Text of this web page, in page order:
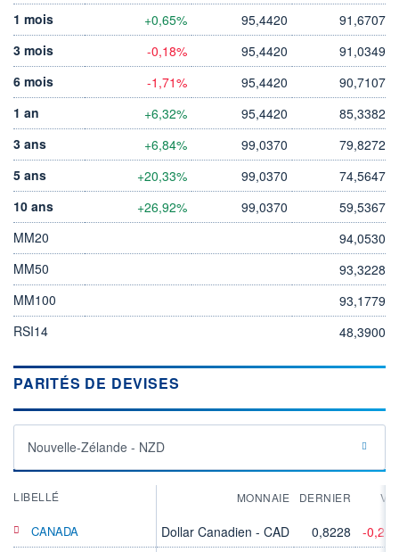
1 mois
+0,65% 95,4420
91,6707
3 mois
-0,18% 95,4420
91,0349
6 mois
-1,71% 95,4420
90,7107
1 an
+6,32% 95,4420
85,3382
3 ans
+6,84% 99,0370
79,8272
5 ans
+20,33% 99,0370
74,5647
10 ans
+26,92% 99,0370
59,5367
MM20
94,0530
MM50
93,3228
MM100
93,1779
RSI14
48,3900
PARITÉS DE DEVISES
Nouvelle-Zélande - NZD
LIBELLÉ MONNAIE DERNIER
CANADA Dollar Canadien - CAD 0,8228 -